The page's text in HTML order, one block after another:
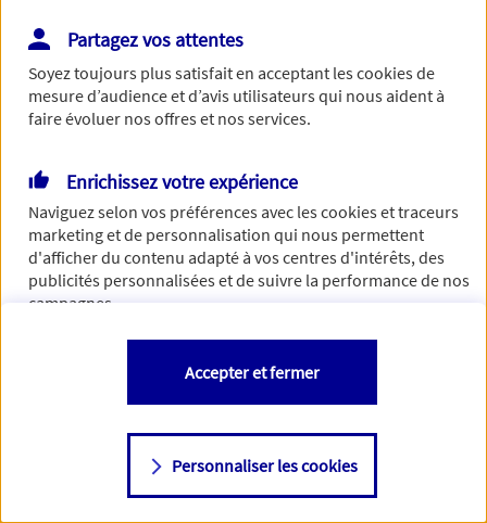
Vous disposez de droits sur les informations vous concernant. Pour
plus d’informations,cliquez ici.
Partagez vos attentes
Soyez toujours plus satisfait en acceptant lescookiesde
mesure d’audience et d’avis utilisateurs qui nous aident à
faire évoluer nos offres et nos services.
Enrichissez votre expérience
Naviguez selon vos préférences avec lescookies et traceurs
marketing et de personnalisation qui nous permettent
d'afficher du contenu adapté à vos centres d'intérêts, des
publicités personnalisées et de suivre la performance de nos
campagnes.
Vous êtes libre de les accepter, de les refuser comme de
changer d'avis à tout moment en allant sur
Consulter notre politique decookies
Personnaliser les cookies
Accepter et fermer